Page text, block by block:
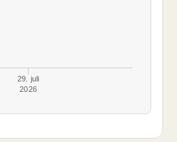
29. juli
2026